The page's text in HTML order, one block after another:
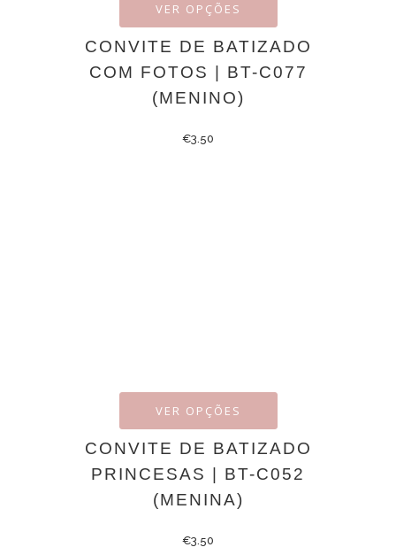
VER OPÇÕES
CONVITE DE BATIZADO
COM FOTOS | BT-C077
(MENINO)
€3.50
VER OPÇÕES
CONVITE DE BATIZADO
PRINCESAS | BT-C052
(MENINA)
€3.50